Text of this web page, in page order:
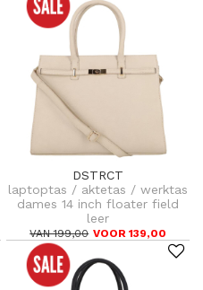
DSTRCT
laptoptas / aktetas / werktas
dames 14 inch floater field
leer
VAN 199,00 VOOR 139,00